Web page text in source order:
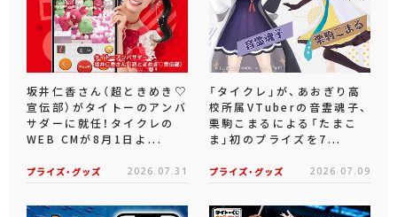
坂井仁香さん（超ときめき♡
宣伝部）がタイトーのアンバ
サダーに就任！タイクレの
WEB CMが8月1日よ...
プライズ・グッズ 2026.07.31
「タイクレ」が、あおぎり高
校所属VTuberの音霊魂子、
栗駒こまるによる「たまこ
ま」初のプライズを7...
プライズ・グッズ 2026.07.09